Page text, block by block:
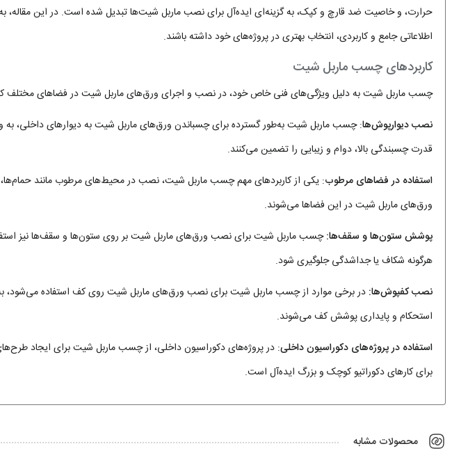
حرارت، و خاصیت ضد قارچ و کپک، به گزینه‌ای ایده‌آل برای نصب ماربل شیت‌ها تبدیل شده است. در این مقاله، به
اطلاعاتی جامع و کاربردی، انتخاب بهتری در پروژه‌های خود داشته باشند.
کاربردهای چسب ماربل شیت
چسب ماربل شیت به دلیل ویژگی‌های فنی خاص خود، در نصب و اجرای ورق‌های ماربل شیت در فضاهای مختلف
نصب دیوارپوش‌ها: چسب ماربل شیت به‌طور گسترده برای چسباندن ورق‌های ماربل شیت به دیوارهای داخلی، به
قدرت چسبندگی بالا، دوام و زیبایی را تضمین می‌کنند.
استفاده در فضاهای مرطوب: یکی از کاربردهای مهم چسب ماربل شیت، نصب در محیط‌های مرطوب مانند
ورق‌های ماربل شیت در این فضاها می‌شوند.
پوشش ستون‌ها و سقف‌ها:چسب ماربل شیت برای نصب ورق‌های ماربل شیت بر روی ستون‌ها و سقف‌ها نیز
هرگونه شکاف یا جداشدگی جلوگیری شود.
نصب کفپوش‌ها: در برخی موارد از چسب ماربل شیت برای نصب ورق‌های ماربل شیت روی کف استفاده می‌شود،
استحکام و پایداری پوشش کف می‌شوند.
استفاده در پروژه‌های دکوراسیون داخلی: در پروژه‌های دکوراسیون داخلی، از چسب ماربل شیت برای ایجاد
برای کارهای دکوراتیو کوچک و بزرگ ایده‌آل است.
محصولات مشابه